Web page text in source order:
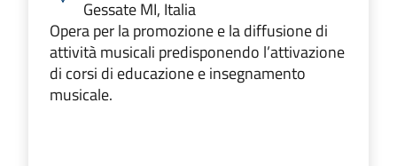
Gessate MI, Italia
Opera per la promozione e la diffusione di
attività musicali predisponendo l’attivazione
di corsi di educazione e insegnamento
musicale.